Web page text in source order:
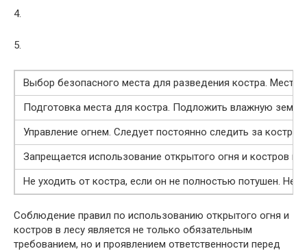
4.
5.
Выбор безопасного места для разведения костра. Место
Подготовка места для костра. Подложить влажную землю
Управление огнем. Следует постоянно следить за
Запрещается использование открытого огня и костров
Не уходить от костра, если он не полностью потушен.
Соблюдение правил по использованию открытого огня и
костров в лесу является не только обязательным
требованием, но и проявлением ответственности перед